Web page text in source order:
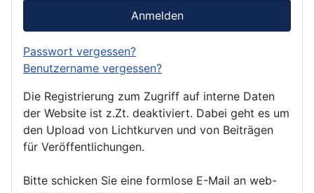
Anmelden
Passwort vergessen?
Benutzername vergessen?
Die Registrierung zum Zugriff auf interne Daten
der Website ist z.Zt. deaktiviert. Dabei geht es um
den Upload von Lichtkurven und von Beiträgen
für Veröffentlichungen.
Bitte schicken Sie eine formlose E-Mail an web-